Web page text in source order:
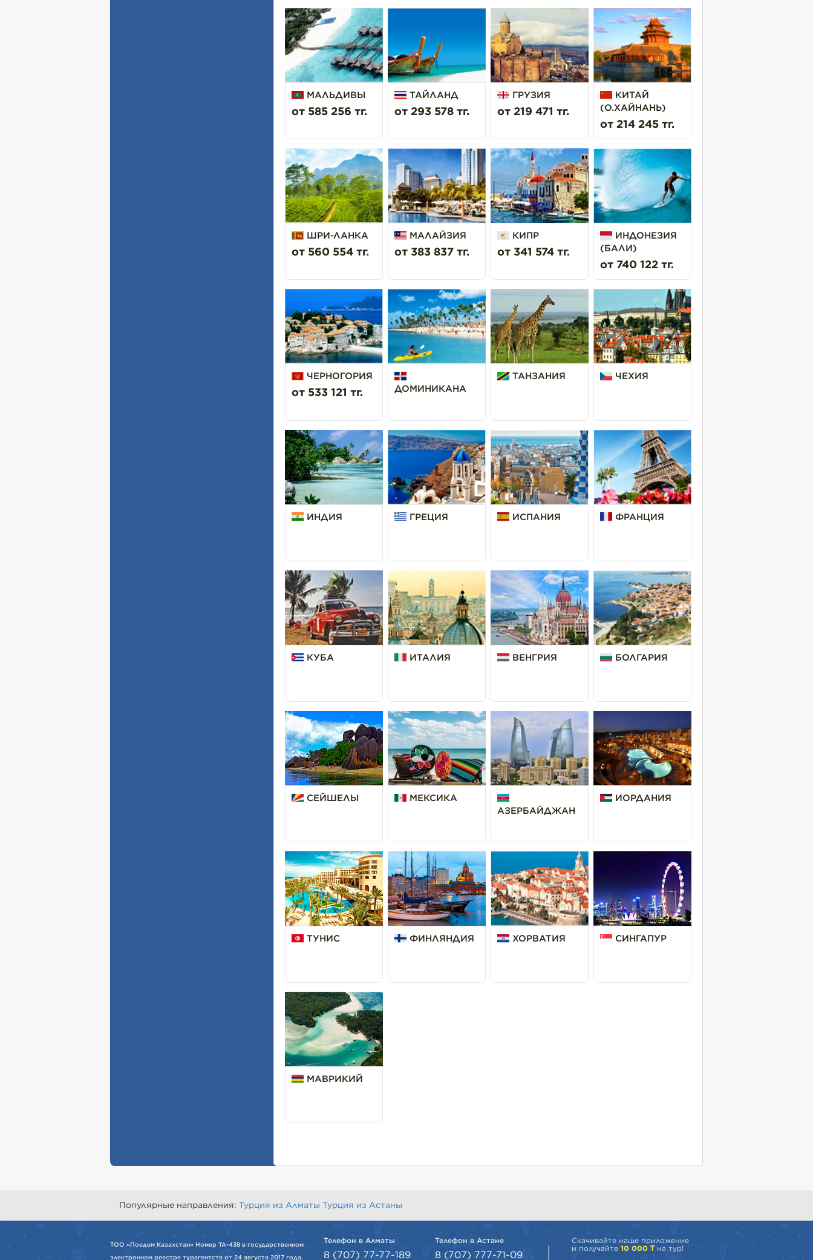
МАЛЬДИВЫ
от 585 256 тг.
ТАЙЛАНД
от 293 578 тг.
ГРУЗИЯ
от 219 471 тг.
КИТАЙ
(О.ХАЙНАНЬ)
от 214 245 тг.
ШРИ-ЛАНКА
от 560 554 тг.
МАЛАЙЗИЯ
от 383 837 тг.
КИПР
от 341 574 тг.
ИНДОНЕЗИЯ
(БАЛИ)
от 740 122 тг.
ЧЕРНОГОРИЯ
от 533 121 тг. ДОМИНИКАНА
ТАНЗАНИЯ ЧЕХИЯ
ИНДИЯ ГРЕЦИЯ ИСПАНИЯ ФРАНЦИЯ
КУБА ИТАЛИЯ ВЕНГРИЯ БОЛГАРИЯ
СЕЙШЕЛЫ
МЕКСИКА
АЗЕРБАЙДЖАН
ИОРДАНИЯ
ТУНИС ФИНЛЯНДИЯ ХОРВАТИЯ СИНГАПУР
МАВРИКИЙ
Популярные направления: Турция из Алматы Турция из Астаны
ТОО «Поедем Казахстан» Номер ТА-438 в государственном
электронном реестре турагентств от 24 августа 2017 года.
Телефон в Алматы
8 (707) 77-77-189
Телефон в Астане
8 (707) 777-71-09
Скачивайте наше приложение
и получайте10 000 ₸ на тур!